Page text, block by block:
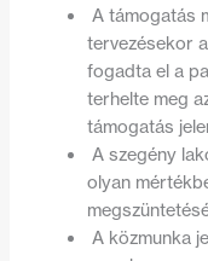
A támogatás
tervezésekor
fogadta el a
terhelte meg
támogatás
A szegény
olyan
A közmunka